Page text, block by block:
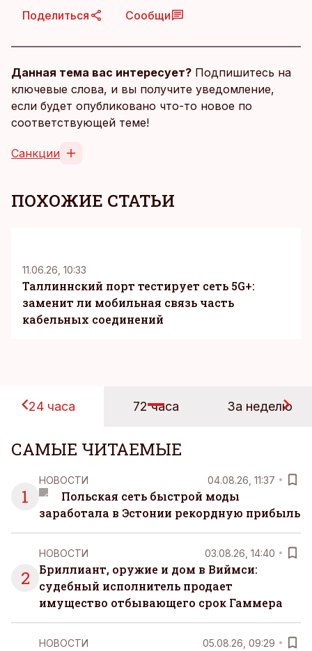
Поделиться Сообщи
Данная тема вас интересует? Подпишитесь на
ключевые слова, и вы получите уведомление,
если будет опубликовано что-то новое по
соответствующей теме!
Санкции
ПОХОЖИЕ СТАТЬИ
11.06.26, 10:33
Таллиннский порт тестирует сеть 5G+:
заменит ли мобильная связь часть
кабельных соединений
24 часа 72 часа За неделю
САМЫЕ ЧИТАЕМЫЕ
1
НОВОСТИ 04.08.26, 11:37
Польская сеть быстрой моды
заработала в Эстонии рекордную прибыль
2
НОВОСТИ 03.08.26, 14:40
Бриллиант, оружие и дом в Виймси:
судебный исполнитель продает
имущество отбывающего срок Гаммера
НОВОСТИ 05.08.26, 09:29